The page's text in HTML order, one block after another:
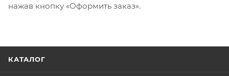
нажав кнопку «Оформить заказ».
КАТАЛОГ